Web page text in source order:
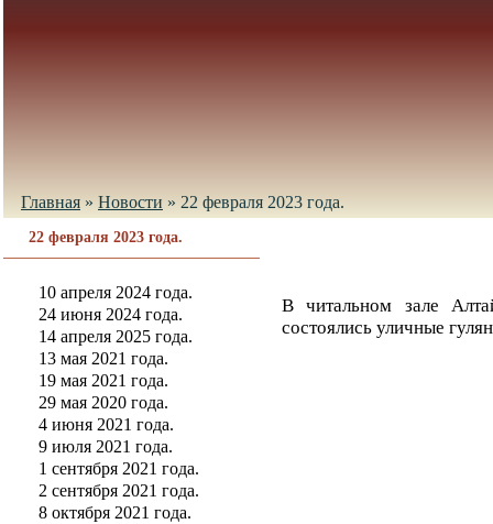
Главная » Новости » 22 февраля 2023 года.
22 февраля 2023 года.
10 апреля 2024 года.
24 июня 2024 года.
14 апреля 2025 года.
13 мая 2021 года.
19 мая 2021 года.
29 мая 2020 года.
4 июня 2021 года.
9 июля 2021 года.
1 сентября 2021 года.
2 сентября 2021 года.
8 октября 2021 года.
В читальном зале
состоялись уличные